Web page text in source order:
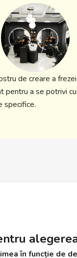
de creare a
pentru a se potrivi
specifice.
în funcție de